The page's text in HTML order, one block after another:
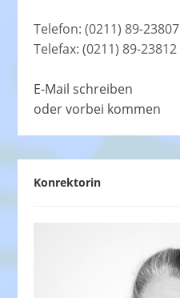
Telefon: (0211) 89-23807
Telefax: (0211) 89-23812
E-Mail schreiben
oder vorbei kommen
Konrektorin